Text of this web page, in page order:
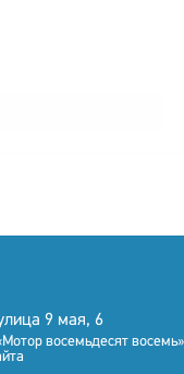
9 мая, 6
восемьдесят восемь»